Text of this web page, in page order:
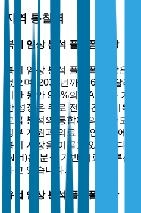
지역 통찰력
북미 임상 분석 플랫폼 시장
북미 임상 분석 플랫폼 시장은
었으며, 2035년까지 62억 달러
기간 동안 9.5%의 CAGR을 기
한 성장은 주로 전자 건강 기록
고급 분석의 통합에 의해 주도
정부 지원과 의료 IT 인프라에
북미 시장을 이끌고 있습니다.
(NIH)은 분석 기반 의료 솔루션
하고 있습니다.
유럽 임상 분석 플랫폼 시장